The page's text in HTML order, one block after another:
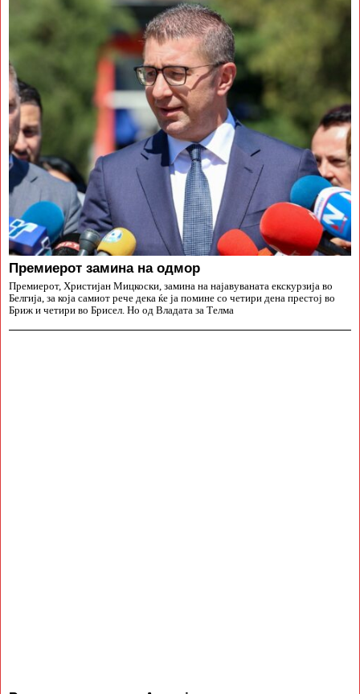
Премиерот замина на одмор
Премиерот, Христијан Мицкоски, замина на најавуваната екскурзија во
Белгија, за која самиот рече дека ќе ја помине со четири дена престој во
Бриж и четири во Брисел. Но од Владата за Телма